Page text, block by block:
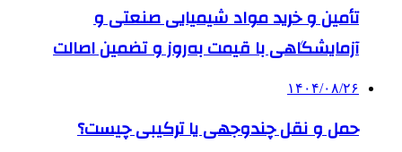
تأمین و خرید مواد شیمیایی صنعتی و
آزمایشگاهی با قیمت به‌روز و تضمین اصالت
۱۴۰۴/۰۸/۲۶
حمل و نقل چندوجهی یا ترکیبی چیست؟